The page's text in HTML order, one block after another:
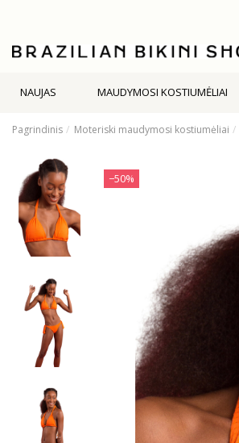
NAUJAS MAUDYMOSI KOSTIUMĖLIAI
Pagrindinis Moteriski maudymosi kostiumėliai
−50%